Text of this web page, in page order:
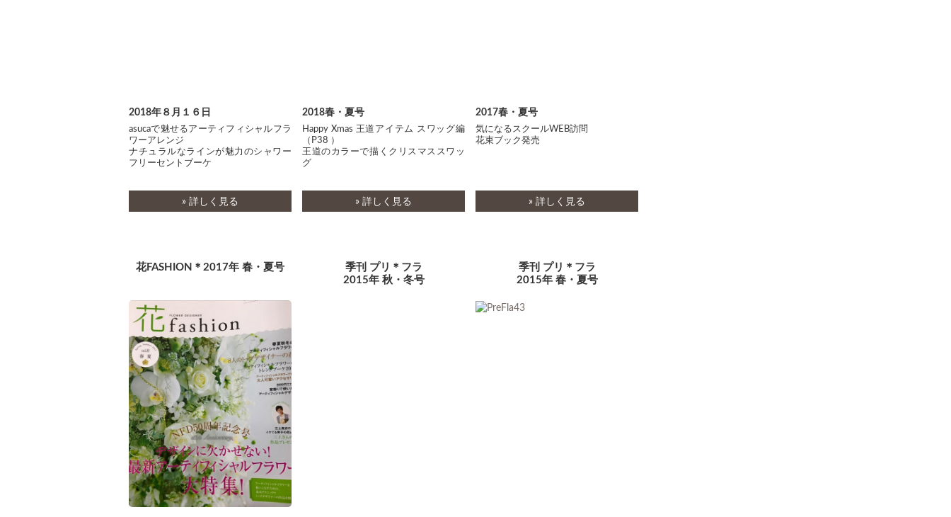
2018年８月１６日
asucaで魅せるアーティフィシャルフラ
ワーアレンジ
ナチュラルなラインが魅力のシャワー
フリーセントブーケ
» 詳しく見る
2018春・夏号
Happy Xmas 王道アイテム スワッグ編
（P38 ）
王道のカラーで描くクリスマススワッ
グ
» 詳しく見る
2017春・夏号
気になるスクールWEB訪問
花束ブック発売
» 詳しく見る
花FASHION＊2017年 春・夏号
季刊 プリ＊フラ
2015年 秋・冬号
季刊 プリ＊フラ
2015年 春・夏号